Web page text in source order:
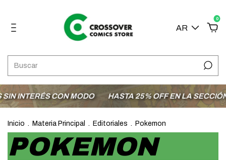
AR
0
CON MODO HASTA 25% OFF EN LA SECCIÓN OFERTAS
Inicio . Materia Principal . Editoriales . Pokemon
POKEMON